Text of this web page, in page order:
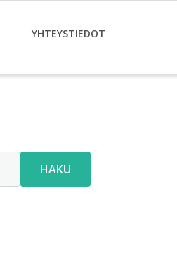
YHTEYSTIEDOT
HAKU